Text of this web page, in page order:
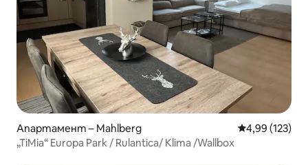
Апартамент – Mahlberg Средна
4,99 (123)
„TiMia“ Europa Park / Rulantica/ Klima /Wallbox